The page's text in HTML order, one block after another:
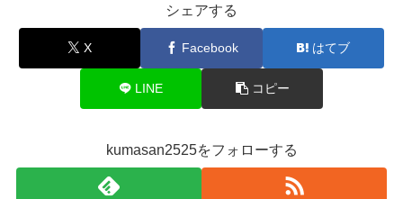
シェアする
X Facebook はてブ
LINE コピー
kumasan2525をフォローする